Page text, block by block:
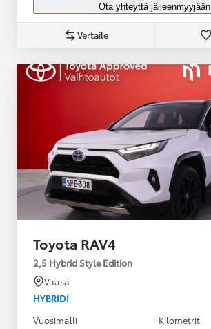
Ota yhteyttä jälleenmyyjään
Vertaile
Toyota RAV4
2,5 Hybrid Style Edition
Vaasa
HYBRIDI
Vuosimalli
Kilometrit